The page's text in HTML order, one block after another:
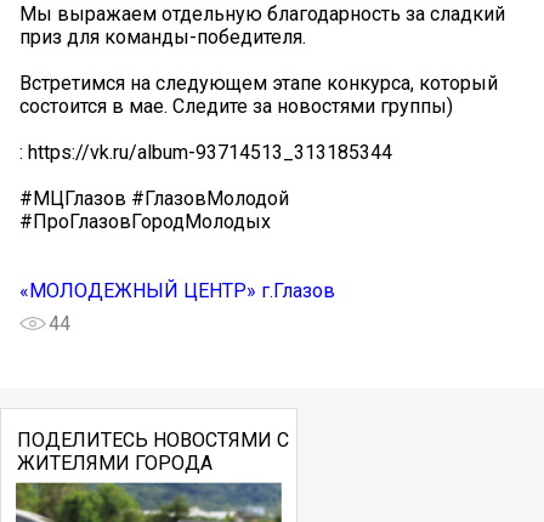
Мы выражаем отдельную благодарность за сладкий
приз для команды-победителя.
Встретимся на следующем этапе конкурса, который
состоится в мае. Следите за новостями группы)
: https://vk.ru/album-93714513_313185344
#МЦГлазов #ГлазовМолодой
#ПроГлазовГородМолодых
«МОЛОДЕЖНЫЙ ЦЕНТР» г.Глазов
44
ПОДЕЛИТЕСЬ НОВОСТЯМИ С
ЖИТЕЛЯМИ ГОРОДА